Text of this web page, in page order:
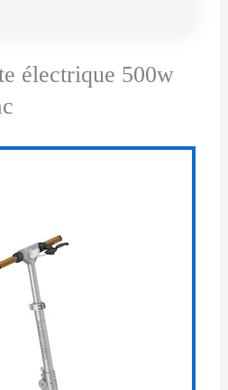
électrique 500w